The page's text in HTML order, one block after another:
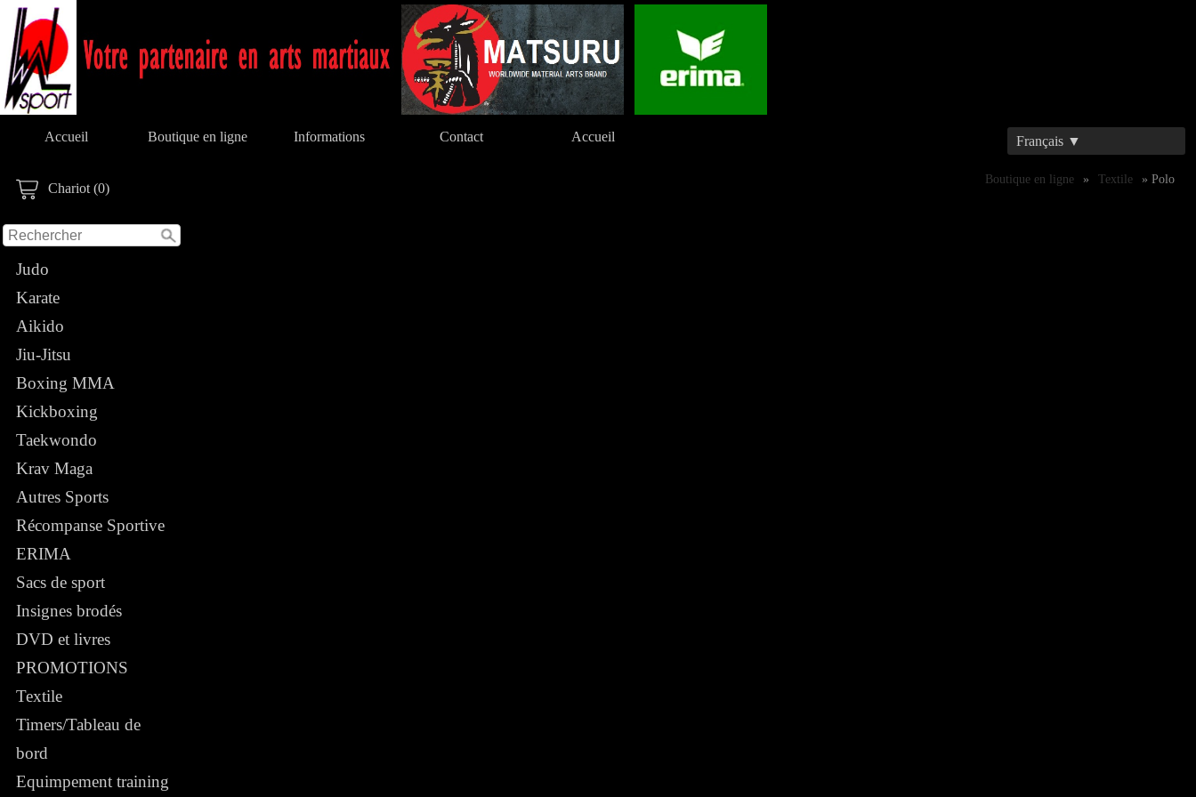
Français ▼
Accueil Boutique en ligne Informations Contact Accueil
Chariot (0)
Judo
Karate
Aikido
Jiu-Jitsu
Boxing MMA
Kickboxing
Taekwondo
Krav Maga
Autres Sports
Récompanse Sportive
ERIMA
Sacs de sport
Insignes brodés
DVD et livres
PROMOTIONS
Textile
Timers/Tableau de
bord
Equimpement training
Boutique en ligne » Textile » Polo